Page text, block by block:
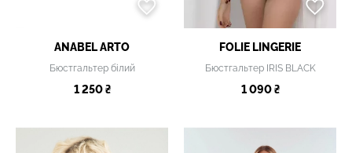
ANABEL ARTO
Бюстгальтер білий
1 250 ₴
FOLIE LINGERIE
Бюстгальтер IRIS BLACK
1 090 ₴